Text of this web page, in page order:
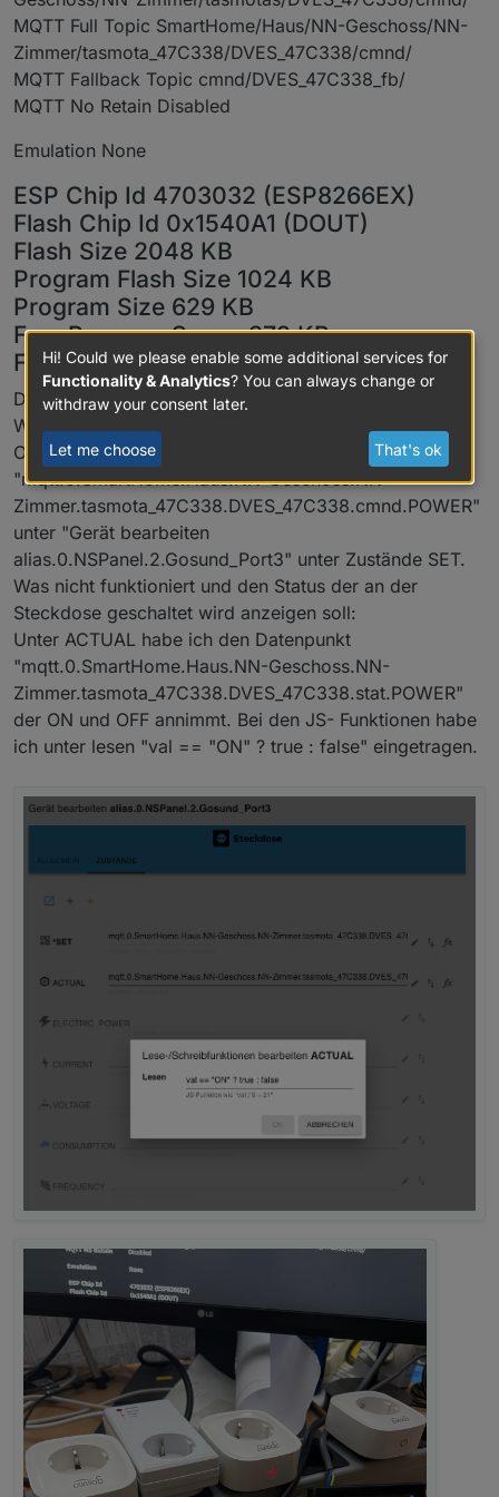
MQTT Full Topic SmartHome/Haus/NN-Geschoss/NN-
Zimmer/tasmota_47C338/DVES_47C338/cmnd/
MQTT Fallback Topic cmnd/DVES_47C338_fb/
MQTT No Retain Disabled
Emulation None
ESP Chip Id 4703032 (ESP8266EX)
Flash Chip Id 0x1540A1 (DOUT)
Flash Size 2048 KB
Program Flash Size 1024 KB
Program Size 629 KB
Free Program Space 372 KB
Free Memory 25.3 KB
Die Daten kommen über mqtt.
Was funktioniert:
ON und Off schalte ich mit dem Datenpunkt
"mqtt.0.SmartHome.Haus.NN-Geschoss.NN-
Zimmer.tasmota_47C338.DVES_47C338.cmnd.POWER"
unter "Gerät bearbeiten
alias.0.NSPanel.2.Gosund_Port3" unter Zustände SET.
Was nicht funktioniert und den Status der an der
Steckdose geschaltet wird anzeigen soll:
Unter ACTUAL habe ich den Datenpunkt
"mqtt.0.SmartHome.Haus.NN-Geschoss.NN-
Zimmer.tasmota_47C338.DVES_47C338.stat.POWER"
der ON und OFF annimmt. Bei den JS- Funktionen habe
ich unter lesen "val == "ON" ? true : false" eingetragen.
Hi! Could we please enable some additional services for
Functionality & Analytics? You can always change or
withdraw your consent later.
Let me choose That's ok